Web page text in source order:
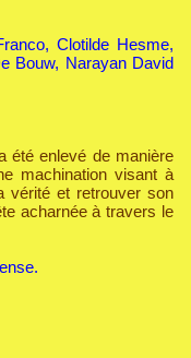
Clotilde Hesme,
Bouw, Narayan David
été enlevé de manière
machination visant à
vérité et retrouver son
acharnée à travers le